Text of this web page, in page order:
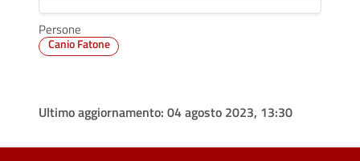
Persone
Canio Fatone
Ultimo aggiornamento: 04 agosto 2023, 13:30